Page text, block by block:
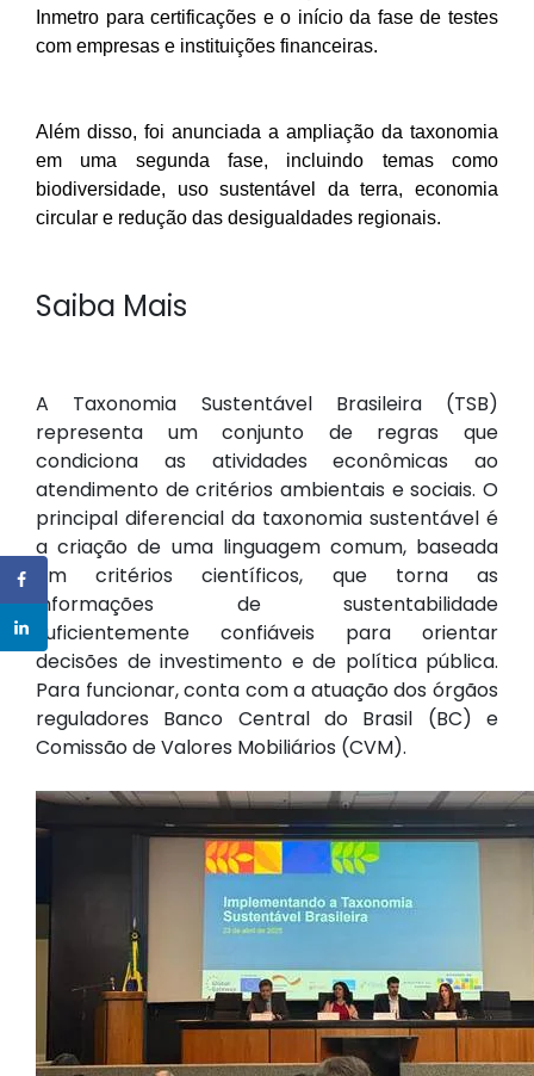
Inmetro para certificações e o início da fase de testes
com empresas e instituições financeiras.
Além disso, foi anunciada a ampliação da taxonomia
em uma segunda fase, incluindo temas como
biodiversidade, uso sustentável da terra, economia
circular e redução das desigualdades regionais.
Saiba Mais
A Taxonomia Sustentável Brasileira (TSB)
representa um conjunto de regras que
condiciona as atividades econômicas ao
atendimento de critérios ambientais e sociais. O
principal diferencial da taxonomia sustentável é
a criação de uma linguagem comum, baseada
em critérios científicos, que torna as
informações de sustentabilidade
suficientemente confiáveis para orientar
decisões de investimento e de política pública.
Para funcionar, conta com a atuação dos órgãos
reguladores Banco Central do Brasil (BC) e
Comissão de Valores Mobiliários (CVM).